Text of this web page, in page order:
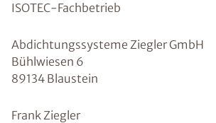
ISOTEC-Fachbetrieb
Abdichtungssysteme Ziegler GmbH
Bühlwiesen 6
89134 Blaustein
Frank Ziegler